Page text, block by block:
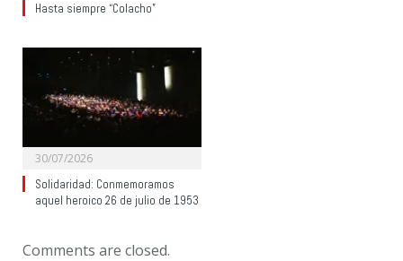
Hasta siempre “Colacho”
30/07/2026
Solidaridad: Conmemoramos
aquel heroico 26 de julio de 1953
Comments are closed.